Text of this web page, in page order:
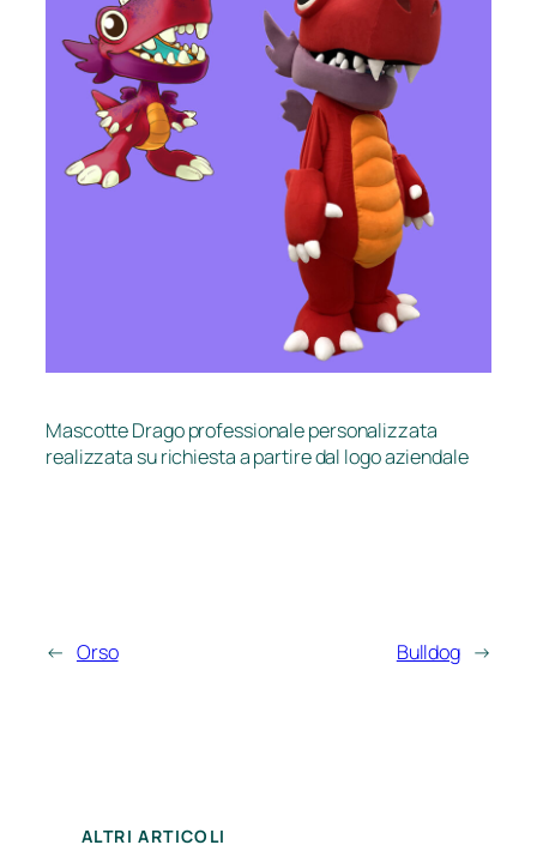
Mascotte Drago professionale personalizzata
realizzata su richiesta a partire dal logo aziendale
← Orso Bulldog →
ALTRI ARTICOLI